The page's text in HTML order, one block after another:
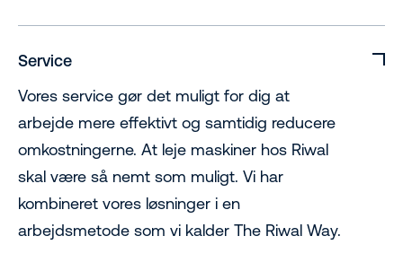
Service
Vores service gør det muligt for dig at
arbejde mere effektivt og samtidig reducere
omkostningerne. At leje maskiner hos Riwal
skal være så nemt som muligt. Vi har
kombineret vores løsninger i en
arbejdsmetode som vi kalder The Riwal Way.